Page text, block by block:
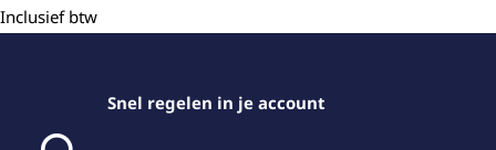
Inclusief btw
Snel regelen in je account